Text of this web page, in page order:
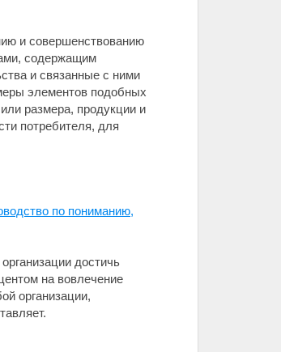
и совершенствованию
содержащим
и связанные с ними
элементов подобных
размера, продукции и
потребителя, для
по пониманию,
достичь
на вовлечение
организации,